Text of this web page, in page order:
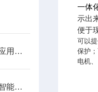
转速校验台的使用优势及应用有哪些
工业旋转设备安全护航：智能转速监测仪技术现状与应用优化研究
一体
示出
便于
可以
保护
电机